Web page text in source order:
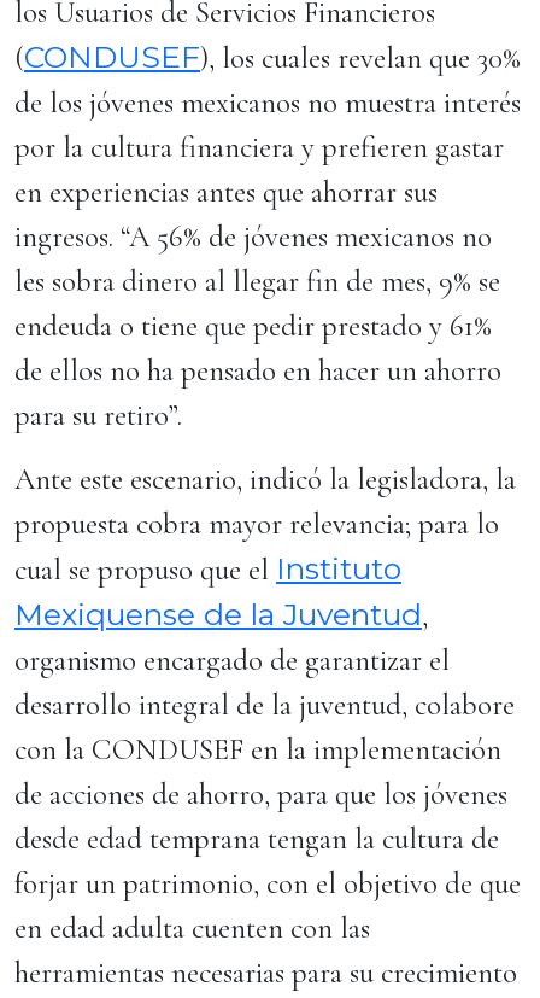
los Usuarios de Servicios Financieros
(CONDUSEF), los cuales revelan que 30%
de los jóvenes mexicanos no muestra interés
por la cultura financiera y prefieren gastar
en experiencias antes que ahorrar sus
ingresos. “A 56% de jóvenes mexicanos no
les sobra dinero al llegar fin de mes, 9% se
endeuda o tiene que pedir prestado y 61%
de ellos no ha pensado en hacer un ahorro
para su retiro”.
Ante este escenario, indicó la legisladora, la
propuesta cobra mayor relevancia; para lo
cual se propuso que el Instituto
Mexiquense de la Juventud,
organismo encargado de garantizar el
desarrollo integral de la juventud, colabore
con la CONDUSEF en la implementación
de acciones de ahorro, para que los jóvenes
desde edad temprana tengan la cultura de
forjar un patrimonio, con el objetivo de que
en edad adulta cuenten con las
herramientas necesarias para su crecimiento